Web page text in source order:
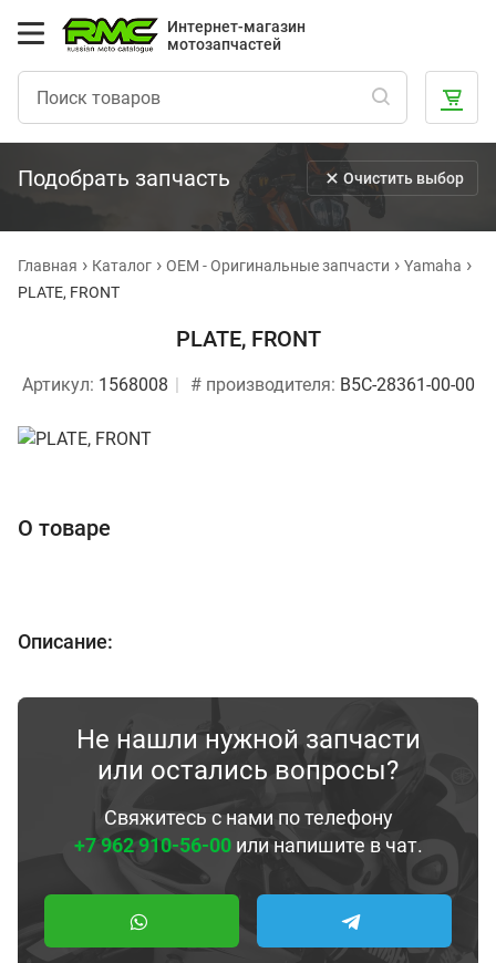
Интернет-магазин
мотозапчастей
Подобрать запчасть Очистить выбор
Главная Каталог OEM - Оригинальные запчасти
Yamaha
PLATE, FRONT
PLATE, FRONT
Артикул: 1568008 # производителя: B5C-28361-00-00
О товаре
Описание:
Не нашли нужной запчасти
или остались вопросы?
Свяжитесь с нами по телефону
+7 962 910-56-00или напишите в чат.